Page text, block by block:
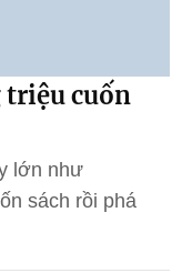
triệu cuốn
lớn như
sách rồi phá